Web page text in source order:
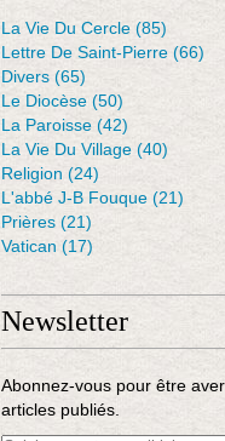
La Vie Du Cercle (85)
Lettre De Saint-Pierre (66)
Divers (65)
Le Diocèse (50)
La Paroisse (42)
La Vie Du Village (40)
Religion (24)
L'abbé J-B Fouque (21)
Prières (21)
Vatican (17)
Newsletter
Abonnez-vous pour être
articles publiés.